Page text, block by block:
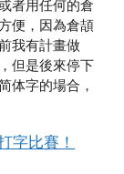
者用任何的倉
便，因為倉頡
我有計畫做
但是後來停下
体字的場合，
字比賽！